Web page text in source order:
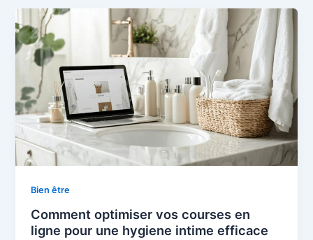
Bien être
Comment optimiser vos courses en
ligne pour une hygiene intime efficace